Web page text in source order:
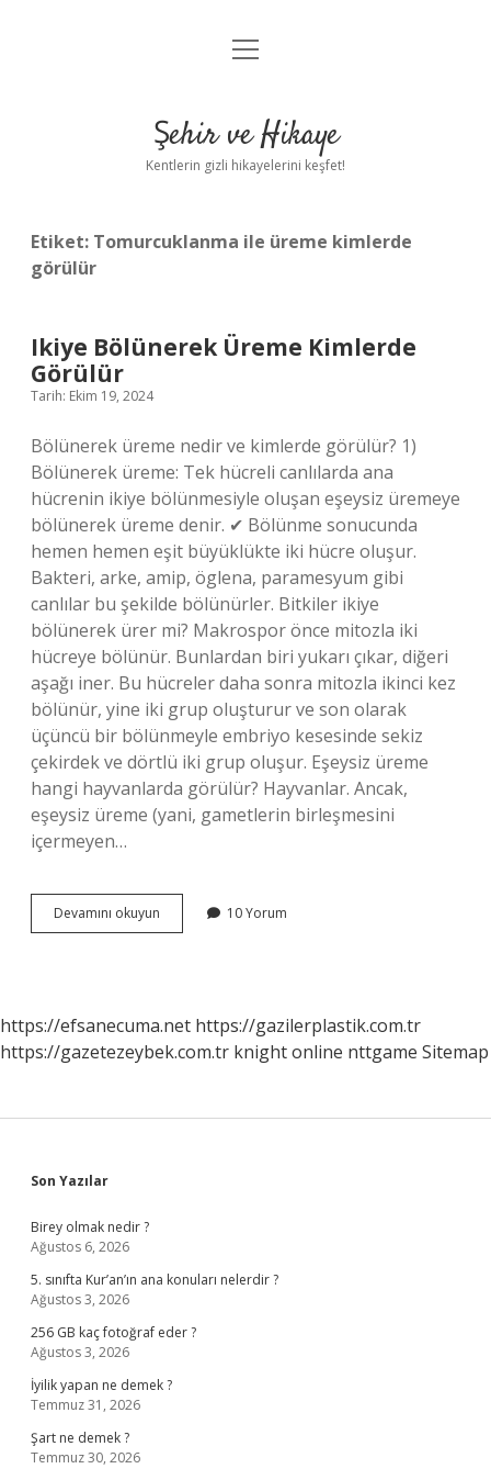
Anasayfa
Yasal Uyarı
menüyü
Şehir ve Hikaye
Kentlerin gizli hikayelerini keşfet!
Etiket: Tomurcuklanma ile üreme kimlerde
görülür
Ikiye Bölünerek Üreme Kimlerde
Görülür
Tarih: Ekim 19, 2024
Bölünerek üreme nedir ve kimlerde görülür? 1)
Bölünerek üreme: Tek hücreli canlılarda ana
hücrenin ikiye bölünmesiyle oluşan eşeysiz üremeye
bölünerek üreme denir. ✔ Bölünme sonucunda
hemen hemen eşit büyüklükte iki hücre oluşur.
Bakteri, arke, amip, öglena, paramesyum gibi
canlılar bu şekilde bölünürler. Bitkiler ikiye
bölünerek ürer mi? Makrospor önce mitozla iki
hücreye bölünür. Bunlardan biri yukarı çıkar, diğeri
aşağı iner. Bu hücreler daha sonra mitozla ikinci kez
bölünür, yine iki grup oluşturur ve son olarak
üçüncü bir bölünmeyle embriyo kesesinde sekiz
çekirdek ve dörtlü iki grup oluşur. Eşeysiz üreme
hangi hayvanlarda görülür? Hayvanlar. Ancak,
eşeysiz üreme (yani, gametlerin birleşmesini
içermeyen…
Devamını okuyun
Bölünerek
10 Yorum
https://efsanecuma.net https://gazilerplastik.com.tr
https://gazetezeybek.com.tr knight online nttgame Sitemap
Sidebar
Son Yazılar
Birey olmak nedir ?
Ağustos 6, 2026
5. sınıfta Kur’an’ın ana konuları nelerdir ?
Ağustos 3, 2026
256 GB kaç fotoğraf eder ?
Ağustos 3, 2026
İyilik yapan ne demek ?
Temmuz 31, 2026
Şart ne demek ?
Temmuz 30, 2026